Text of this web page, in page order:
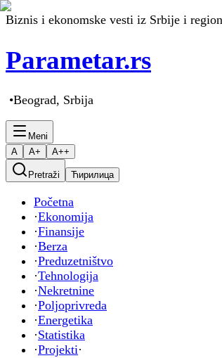
Biznis i ekonomske vesti iz Srbije i
Parametar.rs
•Beograd, Srbija
Meni
A
A+ A++
Pretraži Ћирилица
Početna
·Ekonomija
·Finansije
·Berza
·Preduzetništvo
·Tehnologija
·Nekretnine
·Poljoprivreda
·Energetika
·Statistika
·Projekti·